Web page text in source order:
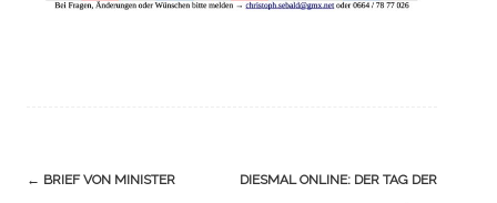
Navigation
← BRIEF VON MINISTER
DIESMAL ONLINE: DER TAG DER